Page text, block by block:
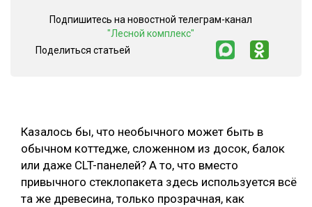
ЛЕСОВОССТАНОВЛЕНИЕ И ЗАЩИТА
ЦБП
КОМПЛЕКСНАЯ ПЕРЕРАБОТКА
ЛЕСОПИЛЕНИЕ
ТЕМАТИЧЕСКИЕ ПРОЕКТЫ
Казалось бы, что необычного может быть в
обычном коттедже, сложенном из досок, балок
или даже CLT-панелей? А то, что вместо
привычного стеклопакета здесь используется всё
та же древесина, только прозрачная, как
Подпишитесь на новостной телеграм-канал
"Лесной комплекс"
Поделиться статьей